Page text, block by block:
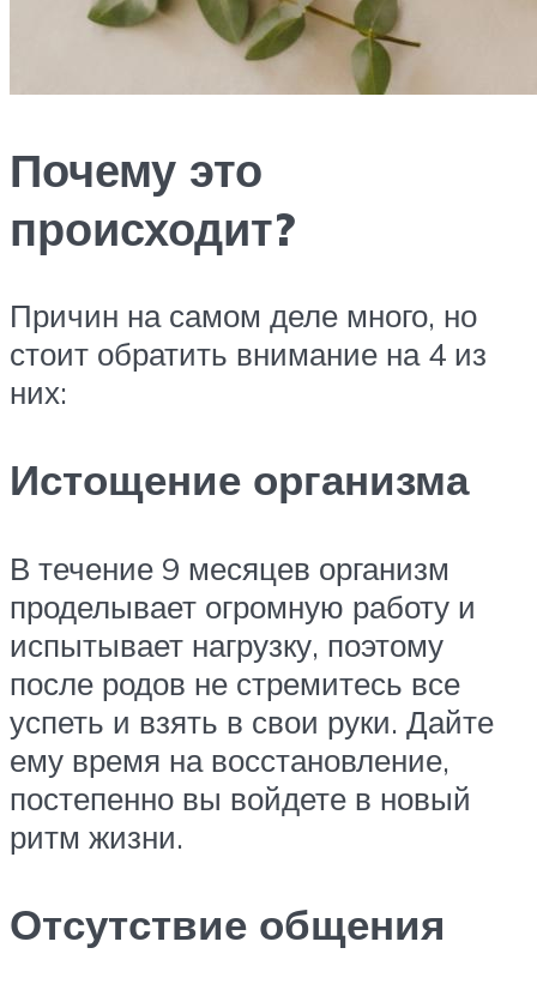
Почему это
происходит?
Причин на самом деле много, но
стоит обратить внимание на 4 из
них:
Истощение организма
В течение 9 месяцев организм
проделывает огромную работу и
испытывает нагрузку, поэтому
после родов не стремитесь все
успеть и взять в свои руки. Дайте
ему время на восстановление,
постепенно вы войдете в новый
ритм жизни.
Отсутствие общения